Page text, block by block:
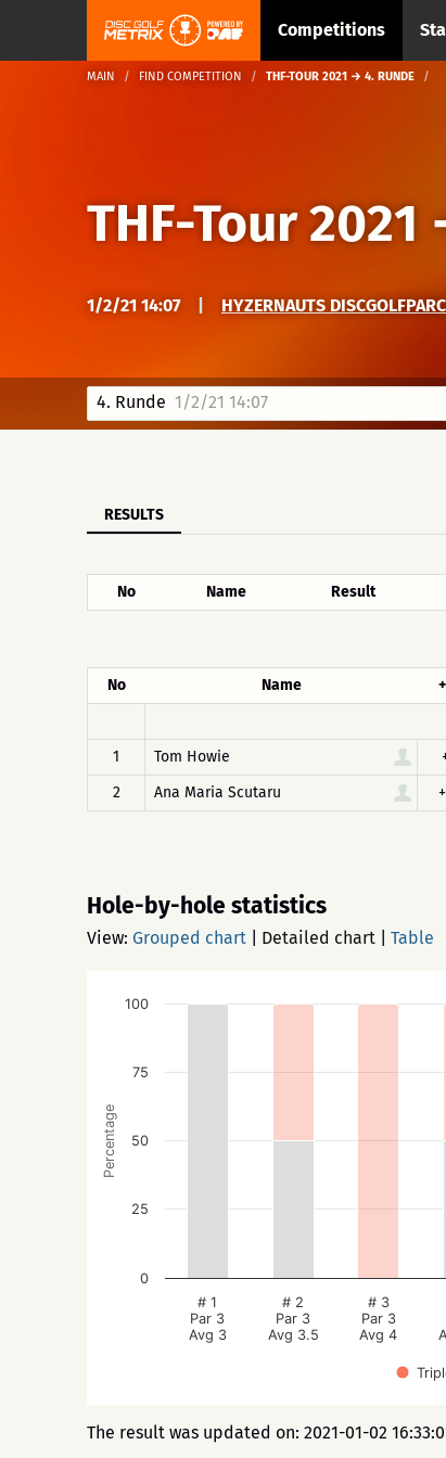
Competitions
MAIN FIND COMPETITION THF-TOUR 2021 → 4. RUNDE
THF-Tour 2021
1/2/21 14:07 HYZERNAUTS
4. Runde 1/2/21 14:07
RESULTS
No Name Result
No Name
1
Tom Howie
2
Ana Maria Scutaru
Hole-by-hole statistics
View: Grouped chart Detailed chart Table
Percentage
# 1
Par 3
Avg 3
# 2
Par 3
Avg 3.5
# 3
Par 3
Avg 4
0
25
50
75
100
The result was updated on: 2021-01-02